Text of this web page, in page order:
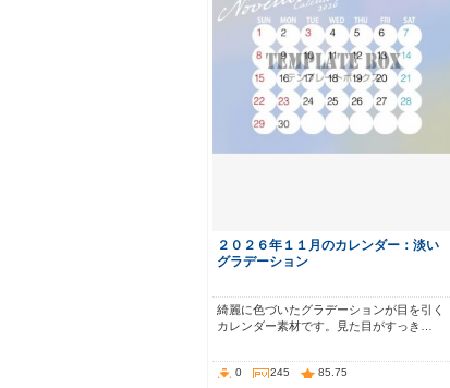
２０２６年１１月のカレンダー：淡い
グラデーション
綺麗に色づいたグラデーションが目を引く
カレンダー素材です。見た目がすっき…
0 245 85.75